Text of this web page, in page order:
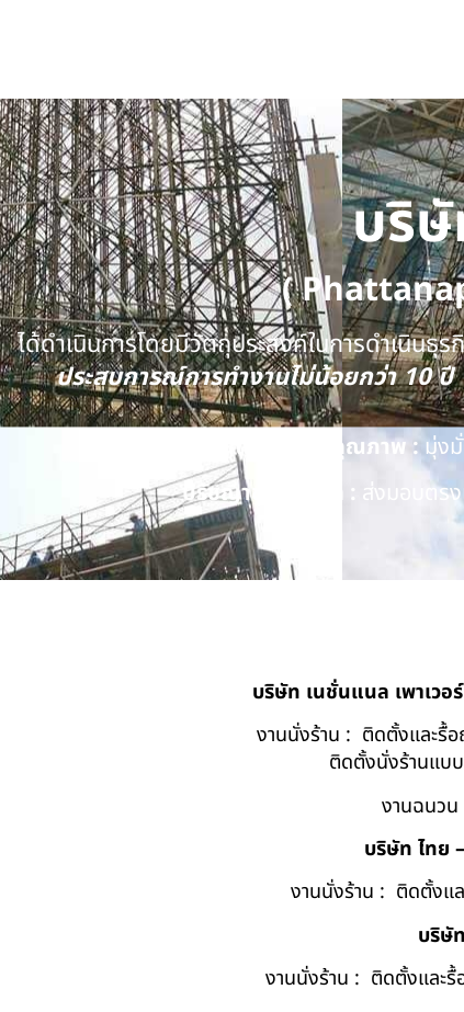
บริ
(
ได้ดำเนินการโดยมีวัตถุประสงค์ในการดำเนิน
ประสบการณ์การทำงานไม่น้อยกว่า
นโยบายด้านคุณภาพ : มุ่ง
ปรัชญาของบริษัท : ส่งมอบตรง
บริษัท เนชั่นแนล เพาเว
งานนั่งร้าน : ติดตั้งและรื้
ติดตั้งนั่งร้านแบ
งานฉนว
บริษัท ไทย
งานนั่งร้าน : ติดตั้งแ
บริษั
งานนั่งร้าน : ติดตั้งและรื้